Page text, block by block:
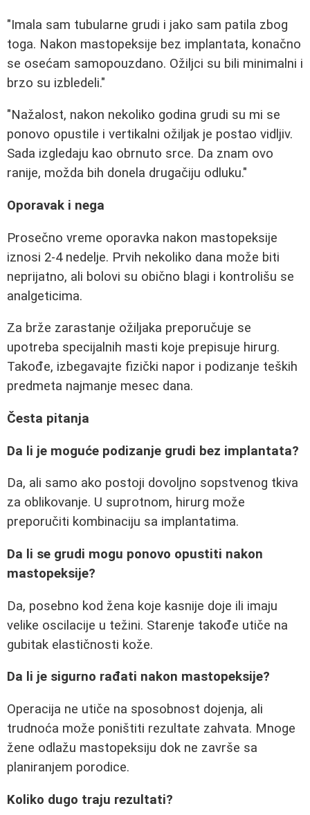
"Imala sam tubularne grudi i jako sam patila zbog
toga. Nakon mastopeksije bez implantata, konačno
se osećam samopouzdano. Ožiljci su bili minimalni i
brzo su izbledeli."
"Nažalost, nakon nekoliko godina grudi su mi se
ponovo opustile i vertikalni ožiljak je postao vidljiv.
Sada izgledaju kao obrnuto srce. Da znam ovo
ranije, možda bih donela drugačiju odluku."
Oporavak i nega
Prosečno vreme oporavka nakon mastopeksije
iznosi 2-4 nedelje. Prvih nekoliko dana može biti
neprijatno, ali bolovi su obično blagi i kontrolišu se
analgeticima.
Za brže zarastanje ožiljaka preporučuje se
upotreba specijalnih masti koje prepisuje hirurg.
Takođe, izbegavajte fizički napor i podizanje teških
predmeta najmanje mesec dana.
Česta pitanja
Da li je moguće podizanje grudi bez implantata?
Da, ali samo ako postoji dovoljno sopstvenog tkiva
za oblikovanje. U suprotnom, hirurg može
preporučiti kombinaciju sa implantatima.
Da li se grudi mogu ponovo opustiti nakon
mastopeksije?
Da, posebno kod žena koje kasnije doje ili imaju
velike oscilacije u težini. Starenje takođe utiče na
gubitak elastičnosti kože.
Da li je sigurno rađati nakon mastopeksije?
Operacija ne utiče na sposobnost dojenja, ali
trudnoća može poništiti rezultate zahvata. Mnoge
žene odlažu mastopeksiju dok ne završe sa
planiranjem porodice.
Koliko dugo traju rezultati?